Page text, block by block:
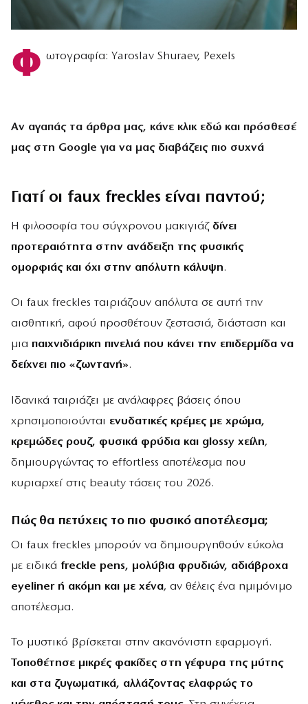
Φ ωτογραφία: Υaroslav Shuraev, Pexels
Αν αγαπάς τα άρθρα μας, κάνε κλικ εδώ και πρόσθεσέ
μας στη Google για να μας διαβάζεις πιο συχνά
Γιατί οι faux freckles είναι παντού;
Η φιλοσοφία του σύγχρονου μακιγιάζ δίνει
προτεραιότητα στην ανάδειξη της φυσικής
ομορφιάς και όχι στην απόλυτη κάλυψη.
Οι faux freckles ταιριάζουν απόλυτα σε αυτή την
αισθητική, αφού προσθέτουν ζεστασιά, διάσταση και
μια παιχνιδιάρικη πινελιά που κάνει την επιδερμίδα να
δείχνει πιο «ζωντανή».
Ιδανικά ταιριάζει με ανάλαφρες βάσεις όπου
χρησιμοποιούνται ενυδατικές κρέμες με χρώμα,
κρεμώδες ρουζ, φυσικά φρύδια και glossy χείλη,
δημιουργώντας το effortless αποτέλεσμα που
κυριαρχεί στις beauty τάσεις του 2026.
Πώς θα πετύχεις το πιο φυσικό αποτέλεσμα;
Οι faux freckles μπορούν να δημιουργηθούν εύκολα
με ειδικά freckle pens, μολύβια φρυδιών, αδιάβροχα
eyeliner ή ακόμη και με χένα, αν θέλεις ένα ημιμόνιμο
αποτέλεσμα.
Το μυστικό βρίσκεται στην ακανόνιστη εφαρμογή.
Τοποθέτησε μικρές φακίδες στη γέφυρα της μύτης
και στα ζυγωματικά, αλλάζοντας ελαφρώς το